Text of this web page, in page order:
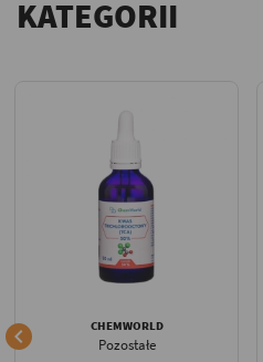
KATEGORII
 CHEMWORLD
Pozostałe